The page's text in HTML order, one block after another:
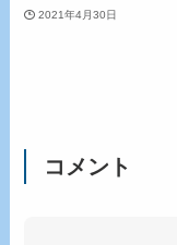
2021年4月30日
コメント